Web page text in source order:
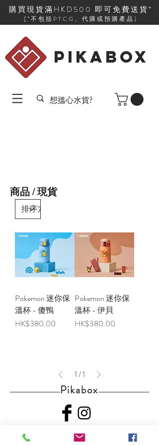
購買現貨滿HKD500 即可免費送貨*
(*不包括PTCG、代購或預購產品)
PIKABOX
Pokemon 迷你保
溫杯 - 傻鴨
價格
HK$380.00
Pokemon 迷你保
溫杯 - 伊貝
價格
HK$380.00
1/1
商品 / 現貨
Pikabox
首頁